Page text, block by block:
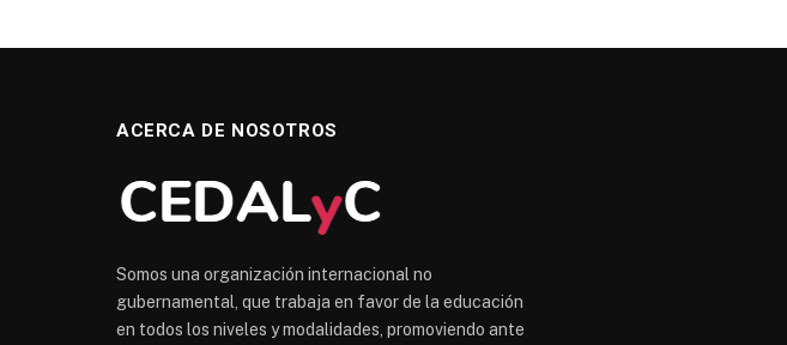
ACERCA DE NOSOTROS
Somos una organización internacional no
gubernamental, que trabaja en favor de la educación
en todos los niveles y modalidades, promoviendo ante